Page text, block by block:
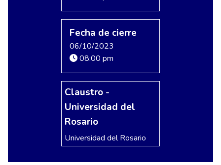
Fecha de cierre
06/10/2023
08:00 pm
Claustro -
Universidad del
Rosario
Universidad del Rosario